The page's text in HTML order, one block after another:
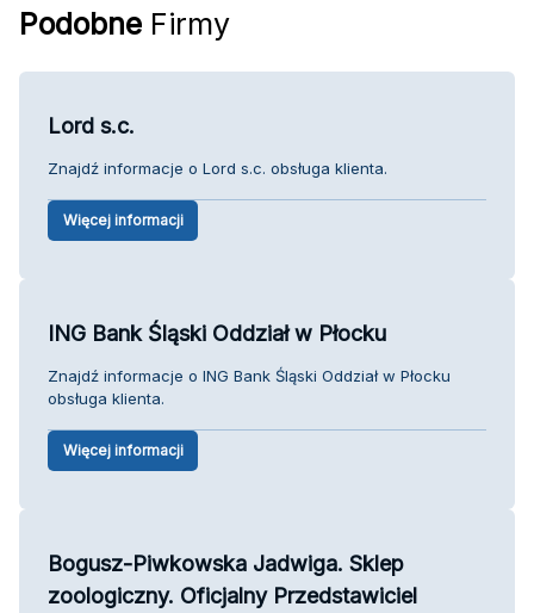
Podobne Firmy
Lord s.c.
Znajdź informacje o Lord s.c. obsługa klienta.
Więcej informacji
ING Bank Śląski Oddział w Płocku
Znajdź informacje o ING Bank Śląski Oddział w Płocku
obsługa klienta.
Więcej informacji
Bogusz-Piwkowska Jadwiga. Sklep
zoologiczny. Oficjalny Przedstawiciel